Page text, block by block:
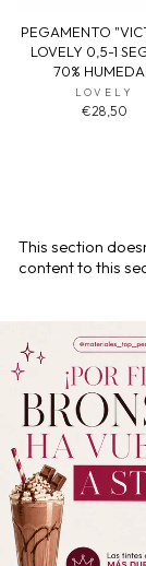
PEGAMENTO
LOVELY 0,5-1
70%
LOVELY
€28,50
This section
content to this